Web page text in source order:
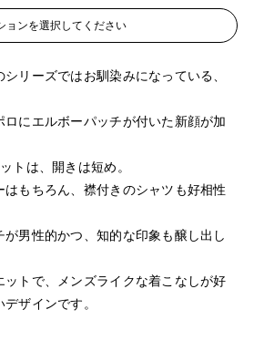
ョンを選択してください
リーズではお馴染みになっている、
にエルボーパッチが付いた新顔が加
トは、開きは短め。
もちろん、襟付きのシャツも好相性
男性的かつ、知的な印象も醸し出し
トで、メンズライクな着こなしが好
ザインです。